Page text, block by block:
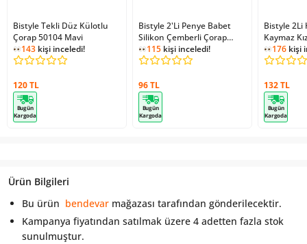
Bistyle Tekli Düz Külotlu
Çorap 50104 Mavi
143 kişi inceledi!
120 TL
Bugün
Kargoda
Bistyle 2'Li Penye Babet
Silikon Çemberli Çorap
30102 Gri Beyaz
115 kişi inceledi!
96 TL
Bugün
Kargoda
Bistyle 2Li
Kaymaz
10120 Nil
176 kişi
132 TL
Bugün
Kargoda
Ürün Bilgileri
Bu ürün bendevar mağazası tarafından gönderilecektir.
Kampanya fiyatından satılmak üzere 4 adetten fazla stok
sunulmuştur.